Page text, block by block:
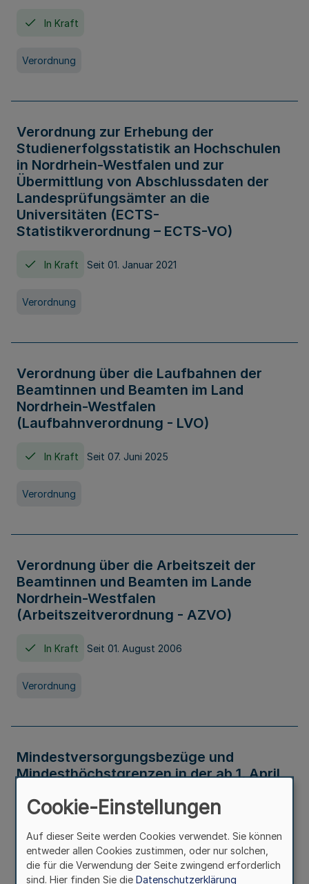
In Kraft
Verordnung
Verordnung zur Erhebung der
Studienerfolgsstatistik an Hochschulen
in Nordrhein-Westfalen und zur
Übermittlung von Abschlussdaten der
Landesprüfungsämter an die
Universitäten (ECTS-
Statistikverordnung – ECTS-VO)
In Kraft Seit 01. Januar 2021
Verordnung
Verordnung über die Laufbahnen der
Beamtinnen und Beamten im Land
Nordrhein-Westfalen
(Laufbahnverordnung - LVO)
In Kraft Seit 07. Juni 2025
Verordnung
Verordnung über die Arbeitszeit der
Beamtinnen und Beamten im Lande
Nordrhein-Westfalen
(Arbeitszeitverordnung - AZVO)
In Kraft Seit 01. August 2006
Verordnung
Mindestversorgungsbezüge und
Mindesthöchstgrenzen in der ab 1. April
Verwaltungsvorschrift
Cookie-Einstellungen
Auf dieser Seite werden Cookies verwendet. Sie können
entweder allen Cookies zustimmen, oder nur solchen,
die für die Verwendung der Seite zwingend erforderlich
sind. Hier finden Sie die Datenschutzerklärung